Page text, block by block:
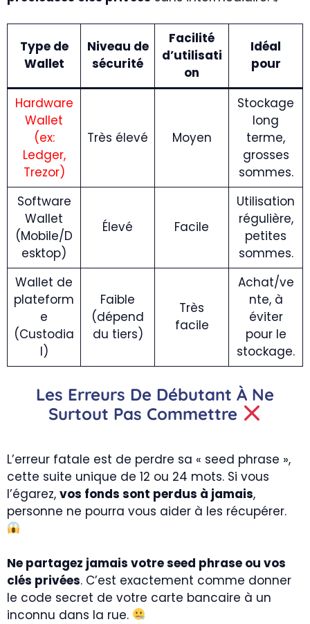
Type de
Wallet
Niveau de
sécurité
Facilité
d’utilisati
on
Idéal
pour
Hardware
Wallet
(ex:
Ledger,
Trezor)
Très élevé Moyen
Stockage
long
terme,
grosses
sommes.
Software
Wallet
(Mobile/D
esktop)
Élevé Facile
Utilisation
régulière,
petites
sommes.
Wallet de
plateform
e
(Custodia
l)
Faible
(dépend
du tiers)
Très
facile
Achat/ve
nte, à
éviter
pour le
stockage.
Les Erreurs De Débutant À Ne
Surtout Pas Commettre
L’erreur fatale est de perdre sa « seed phrase »,
cette suite unique de 12 ou 24 mots. Si vous
l’égarez, vos fonds sont perdus à jamais,
personne ne pourra vous aider à les récupérer.
Ne partagez jamais votre seed phrase ou vos
clés privées. C’est exactement comme donner
le code secret de votre carte bancaire à un
inconnu dans la rue.